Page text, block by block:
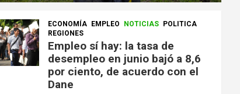
ECONOMÍA EMPLEO NOTICIAS
POLITICA
REGIONES
Empleo sí hay: la tasa de
desempleo en junio bajó a 8,6
por ciento, de acuerdo con el
Dane